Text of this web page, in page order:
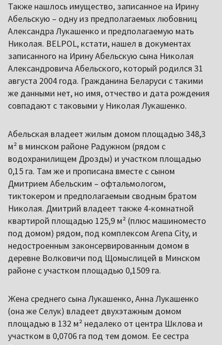
Также нашлось имущество, записанное на Ирину
Абельскую – одну из предполагаемых любовниц
Александра Лукашенко и предполагаемую мать
Николая. BELPOL, кстати, нашел в документах
записанного на Ирину Абельскую сына Николая
Александровича Абельского, который родился 31
августа 2004 года. Гражданина Беларуси с такими
же данными нет, но имя, отчество и дата рождения
совпадают с таковыми у Николая Лукашенко.
Абельская владеет жилым домом площадью 348,3
м² в минском районе Радужном (рядом с
водохранилищем Дрозды) и участком площадью
0,15 га. Там же и прописана вместе с сыном
Дмитрием Абельским – офтальмологом,
тиктокером и предполагаемым сводным братом
Николая. Дмитрий владеет также 4-комнатной
квартирой площадью 125,9 м² (плюс машиноместо
под домом) рядом, под комплексом Arena City, и
недостроенным законсервированным домом в
деревне Волковичи под Щомыслицей в Минском
районе с участком площадью 0,1509 га.
Жена среднего сына Лукашенко, Анна Лукашенко
(она же Селук) владеет двухэтажным домом
площадью в 132 м² недалеко от центра Шклова и
участком в 0,0706 га под тем домом. Ее сестра